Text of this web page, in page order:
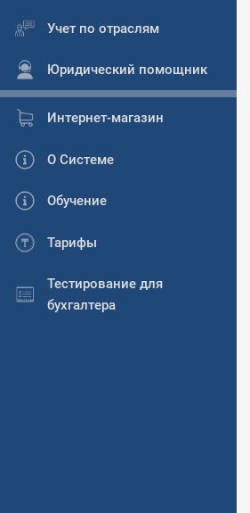
Учет по отраслям
Юридический помощник
Интернет-магазин
О Системе
Обучение
Тарифы
Тестирование для
бухгалтера